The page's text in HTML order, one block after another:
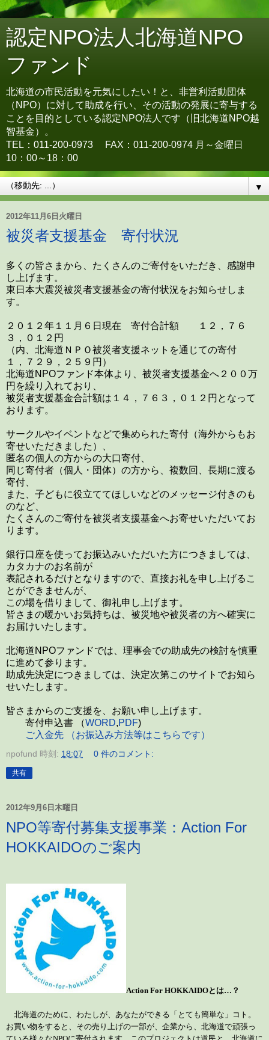
認定NPO法人北海道NPO
ファンド
北海道の市民活動を元気にしたい！と、非営利活動団体
（NPO）に対して助成を行い、その活動の発展に寄与する
ことを目的としている認定NPO法人です（旧北海道NPO越
智基金）。
TEL：011-200-0973 FAX：011-200-0974 月～金曜日
10：00～18：00
▼
2012年11月6日火曜日
被災者支援基金 寄付状況
多くの皆さまから、たくさんのご寄付をいただき、感謝申
し上げます。
東日本大震災被災者支援基金の寄付状況をお知らせしま
す。
２０１２年１１月６日現在 寄付合計額 １２，７６
３，０１２円
（内、北海道ＮＰＯ被災者支援ネットを通じての寄付
１，７２９，２５９円）
北海道NPOファンド本体より、被災者支援基金へ２００万
円を繰り入れており、
被災者支援基金合計額は１４，７６３，０１２円となって
おります。
サークルやイベントなどで集められた寄付（海外からもお
寄せいただきました）、
匿名の個人の方からの大口寄付、
同じ寄付者（個人・団体）の方から、複数回、長期に渡る
寄付、
また、子どもに役立ててほしいなどのメッセージ付きのも
のなど、
たくさんのご寄付を被災者支援基金へお寄せいただいてお
ります。
銀行口座を使ってお振込みいただいた方につきましては、
カタカナのお名前が
表記されるだけとなりますので、直接お礼を申し上げるこ
とができませんが、
この場を借りまして、御礼申し上げます。
皆さまの暖かいお気持ちは、被災地や被災者の方へ確実に
お届けいたします。
北海道NPOファンドでは、理事会での助成先の検討を慎重
に進めて参ります。
助成先決定につきましては、決定次第このサイトでお知ら
せいたします。
皆さまからのご支援を、お願い申し上げます。
寄付申込書 （WORD,PDF)
ご入金先 （お振込み方法等はこちらです）
npofund 時刻: 18:07 0 件のコメント:
共有
2012年9月6日木曜日
NPO等寄付募集支援事業：Action For
HOKKAIDOのご案内
Action For HOKKAIDOとは…？
北海道のために、わたしが、あなたができる「とても簡単な」コト。
お買い物をすると、その売り上げの一部が、企業から、北海道で頑張っ
ている様々なNPOに寄付されます。このプロジェクトは道民と、北海道に